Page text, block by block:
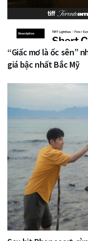
“Giấc mơ là ốc sên”
giá bậc nhất Bắc Mỹ